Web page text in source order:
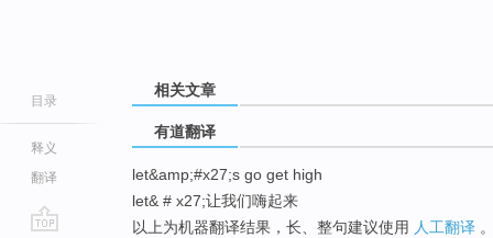
目录
释义
翻译
相关文章
有道翻译
let&amp;#x27;s go get high
let& # x27;让我们嗨起来
以上为机器翻译结果，长、整句建议使用 人工翻译